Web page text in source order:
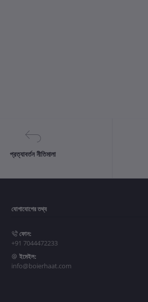
প্রত্যাবর্তন নীতিমালা
যোগাযোগের তথ্য
ফোন:
+91 7044472233
ইমেইল:
info@boierhaat.com